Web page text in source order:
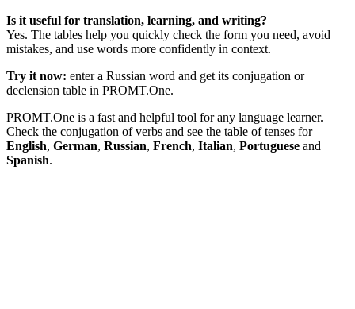
Is it useful for translation, learning, and writing?
Yes. The tables help you quickly check the form you need, avoid
mistakes, and use words more confidently in context.
Try it now: enter a Russian word and get its conjugation or
declension table in PROMT.One.
PROMT.One is a fast and helpful tool for any language learner.
Check the conjugation of verbs and see the table of tenses for
English, German, Russian, French, Italian, Portuguese and
Spanish.